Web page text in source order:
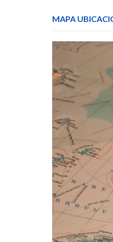
MAPA